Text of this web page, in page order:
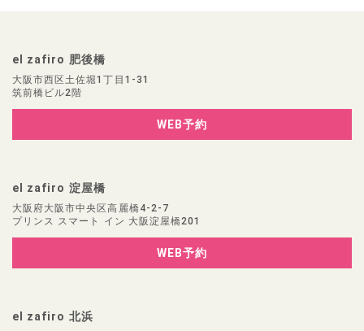
el zafiro 肥後橋
大阪市西区土佐堀1丁目1-31
筑前橋ビル2階
WEB予約
el zafiro 淀屋橋
大阪府大阪市中央区高麗橋4-2-7
プリンス スマート イン 大阪淀屋橋201
WEB予約
el zafiro 北浜